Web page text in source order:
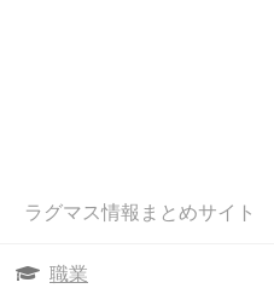
ラグマス情報まとめサイト
職業